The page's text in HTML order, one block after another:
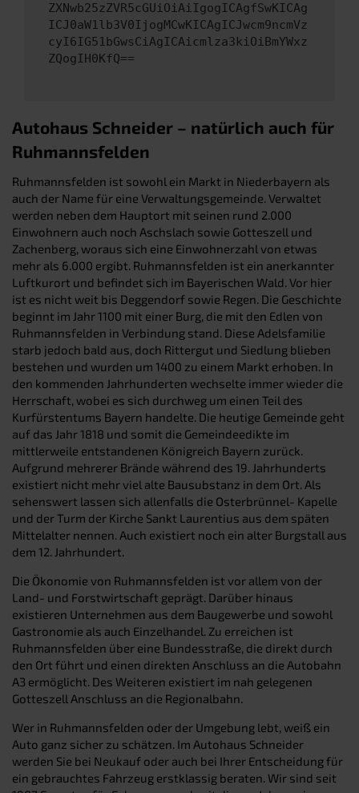
ZXNwb25zZVR5cGUiOiAiIgogICAgfSwKICAg
ICJ0aW1lb3V0IjogMCwKICAgICJwcm9ncmVz
cyI6IG51bGwsCiAgICAicmlza3kiOiBmYWxz
ZQogIH0KfQ==
Autohaus Schneider – natürlich auch für
Ruhmannsfelden
Ruhmannsfelden ist sowohl ein Markt in Niederbayern als
auch der Name für eine Verwaltungsgemeinde. Verwaltet
werden neben dem Hauptort mit seinen rund 2.000
Einwohnern auch noch Aschslach sowie Gotteszell und
Zachenberg, woraus sich eine Einwohnerzahl von etwas
mehr als 6.000 ergibt. Ruhmannsfelden ist ein anerkannter
Luftkurort und befindet sich im Bayerischen Wald. Vor hier
ist es nicht weit bis Deggendorf sowie Regen. Die Geschichte
beginnt im Jahr 1100 mit einer Burg, die mit den Edlen von
Ruhmannsfelden in Verbindung stand. Diese Adelsfamilie
starb jedoch bald aus, doch Rittergut und Siedlung blieben
bestehen und wurden um 1400 zu einem Markt erhoben. In
den kommenden Jahrhunderten wechselte immer wieder die
Herrschaft, wobei es sich durchweg um einen Teil des
Kurfürstentums Bayern handelte. Die heutige Gemeinde geht
auf das Jahr 1818 und somit die Gemeindeedikte im
mittlerweile entstandenen Königreich Bayern zurück.
Aufgrund mehrerer Brände während des 19. Jahrhunderts
existiert nicht mehr viel alte Bausubstanz in dem Ort. Als
sehenswert lassen sich allenfalls die Osterbrünnel- Kapelle
und der Turm der Kirche Sankt Laurentius aus dem späten
Mittelalter nennen. Auch existiert noch ein alter Burgstall aus
dem 12. Jahrhundert.
Die Ökonomie von Ruhmannsfelden ist vor allem von der
Land- und Forstwirtschaft geprägt. Darüber hinaus
existieren Unternehmen aus dem Baugewerbe und sowohl
Gastronomie als auch Einzelhandel. Zu erreichen ist
Ruhmannsfelden über eine Bundesstraße, die direkt durch
den Ort führt und einen direkten Anschluss an die Autobahn
A3 ermöglicht. Des Weiteren existiert im nah gelegenen
Gotteszell Anschluss an die Regionalbahn.
Wer in Ruhmannsfelden oder der Umgebung lebt, weiß ein
Auto ganz sicher zu schätzen. Im Autohaus Schneider
werden Sie bei Neukauf oder auch bei Ihrer Entscheidung für
ein gebrauchtes Fahrzeug erstklassig beraten. Wir sind seit